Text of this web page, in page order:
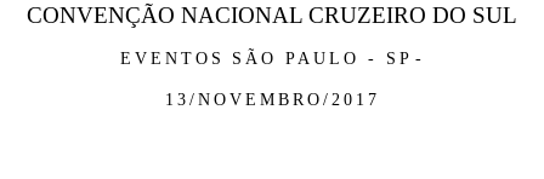
EVENTOS SÃO PAULO - SP
13/NOVEMBRO/2017
CONVENÇÃO NACIONAL CRUZEIRO DO SUL